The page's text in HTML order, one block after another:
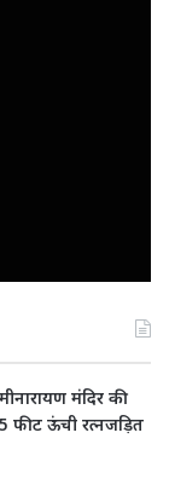
मंदिर की
फीट ऊंची रत्नजड़ित